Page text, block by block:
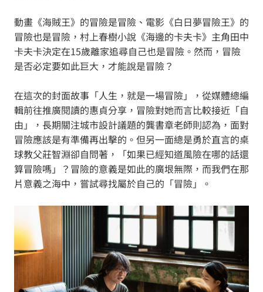
動畫《海賊王》的冒險是冒險、電影《白日夢冒險王》的
冒險也是冒險，村上春樹小說《海邊的卡夫卡》主角田中
卡夫卡決定在15歲離家追尋自己也是冒險。然而，冒險
是否必定要如此巨大，才能說是冒險？
在這次的封面故事「人生，就是一場冒險」，從媒體總編
輯前往推廣閱讀的惠貞分享，冒險對她而言比較接近「自
由」，長期關注城市設計議題的龔書章老師則認為，面對
冒險應該是有準備再出擊的。但另一面總是勇於直言的桌
球教父莊智淵卻自問著，「如果已經知道風險在哪的話還
算冒險嗎」？冒險的意義是如此的廣垠無際，而我們在那
片意義之海中，嘗試尋找屬於自己的「冒險」。